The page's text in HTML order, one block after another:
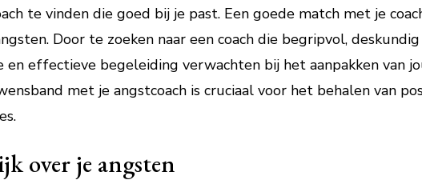
te vinden die goed bij je past. Een goede match met je
Door te zoeken naar een coach die begripvol,
en effectieve begeleiding verwachten bij het aanpakken van
met je angstcoach is cruciaal voor het behalen van
over je angsten